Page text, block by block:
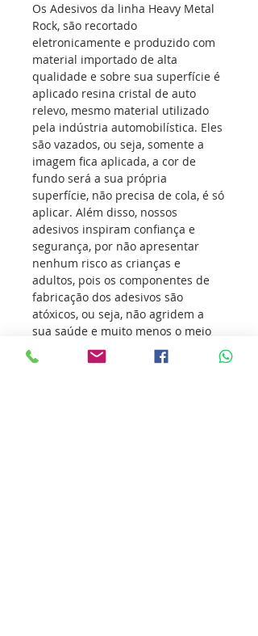
Os Adesivos da linha Heavy Metal
Rock, são recortado
eletronicamente e produzido com
material importado de alta
qualidade e sobre sua superfície é
aplicado resina cristal de auto
relevo, mesmo material utilizado
pela indústria automobilística. Eles
são vazados, ou seja, somente a
imagem fica aplicada, a cor de
fundo será a sua própria
superfície, não precisa de cola, é só
aplicar. Além disso, nossos
adesivos inspiram confiança e
segurança, por não apresentar
nenhum risco as crianças e
adultos, pois os componentes de
fabricação dos adesivos são
atóxicos, ou seja, não agridem a
sua saúde e muito menos o meio